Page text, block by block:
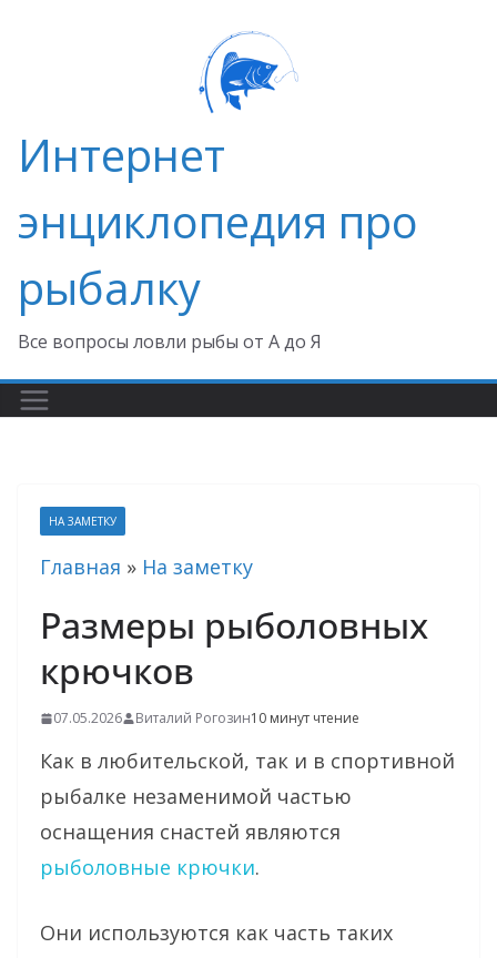
Интернет
энциклопедия про
рыбалку
Все вопросы ловли рыбы от А до Я
НА ЗАМЕТКУ
Главная » На заметку
Размеры рыболовных
крючков
07.05.2026 Виталий Рогозин10 минут чтение
Как в любительской, так и в спортивной
рыбалке незаменимой частью
оснащения снастей являются
рыболовные крючки.
Они используются как часть таких